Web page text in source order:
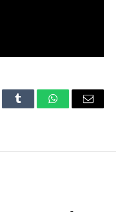
Tumblr WhatsAppEmail